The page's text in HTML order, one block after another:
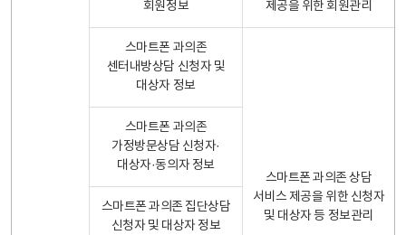
회원정보
제공을 위한 회원관리
스마트폰 과의존
센터내방상담 신청자 및
대상자 정보
스마트폰 과의존 상담
서비스 제공을 위한 신청자
및 대상자 등 정보관리
스마트폰 과의존
가정방문상담 신청자·
대상자·동의자 정보
스마트폰 과의존 집단상담
신청자 및 대상자 정보